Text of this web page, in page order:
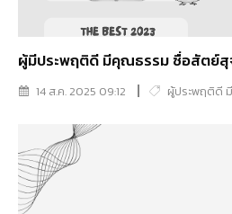
ผู้มีประพฤติดี มีคุณธรรม ซื่อสัตย์สุ
14 ส.ค. 2025 09:12 ผู้ประพฤติดี